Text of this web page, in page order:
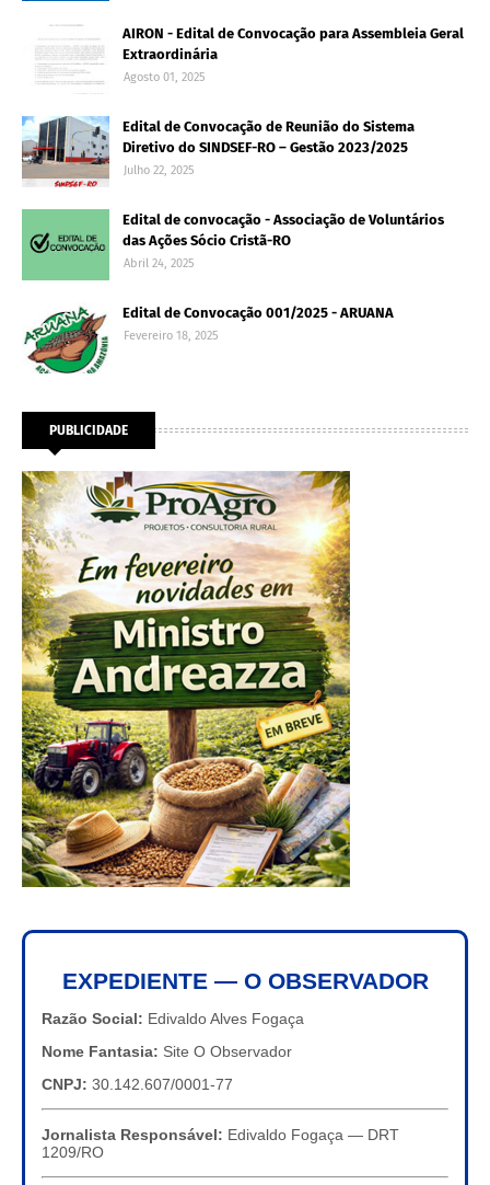
AIRON - Edital de Convocação para Assembleia Geral
Extraordinária
Agosto 01, 2025
Edital de Convocação de Reunião do Sistema
Diretivo do SINDSEF-RO – Gestão 2023/2025
Julho 22, 2025
Edital de convocação - Associação de Voluntários
das Ações Sócio Cristã-RO
Abril 24, 2025
Edital de Convocação 001/2025 - ARUANA
Fevereiro 18, 2025
PUBLICIDADE
EXPEDIENTE — O OBSERVADOR
Razão Social: Edivaldo Alves Fogaça
Nome Fantasia: Site O Observador
CNPJ: 30.142.607/0001-77
Jornalista Responsável: Edivaldo Fogaça — DRT
1209/RO